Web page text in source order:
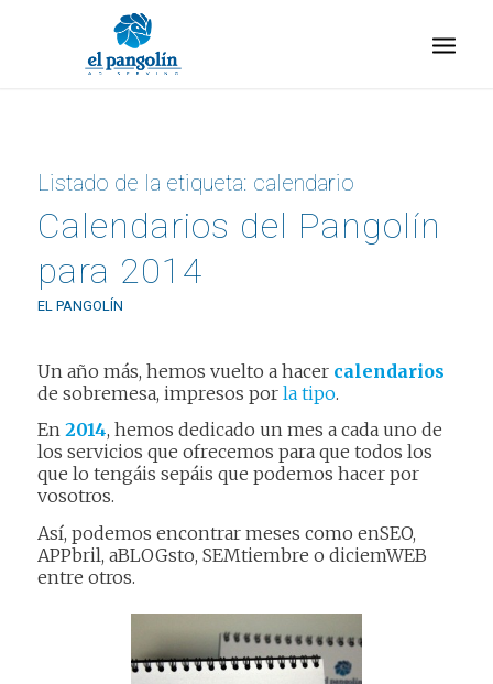
Listado de la etiqueta: calendario
Calendarios del Pangolín
para 2014
EL PANGOLÍN
Un año más, hemos vuelto a hacer calendarios
de sobremesa, impresos por la tipo.
En 2014, hemos dedicado un mes a cada uno de
los servicios que ofrecemos para que todos los
que lo tengáis sepáis que podemos hacer por
vosotros.
Así, podemos encontrar meses como enSEO,
APPbril, aBLOGsto, SEMtiembre o diciemWEB
entre otros.